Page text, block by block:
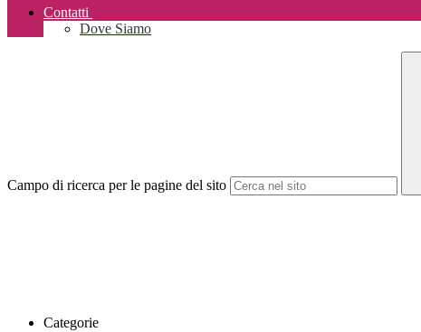
Contatti
Dove Siamo
Campo di ricerca per le pagine del sito
Categorie